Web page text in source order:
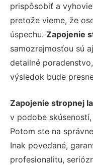
prispôsobiť a
pretože vieme, že
úspechu. Zapojenie
samozrejmosťou sú
detailné
výsledok bude
Zapojenie stropnej
v podobe
Potom ste na
Inak povedané,
profesionalitu,